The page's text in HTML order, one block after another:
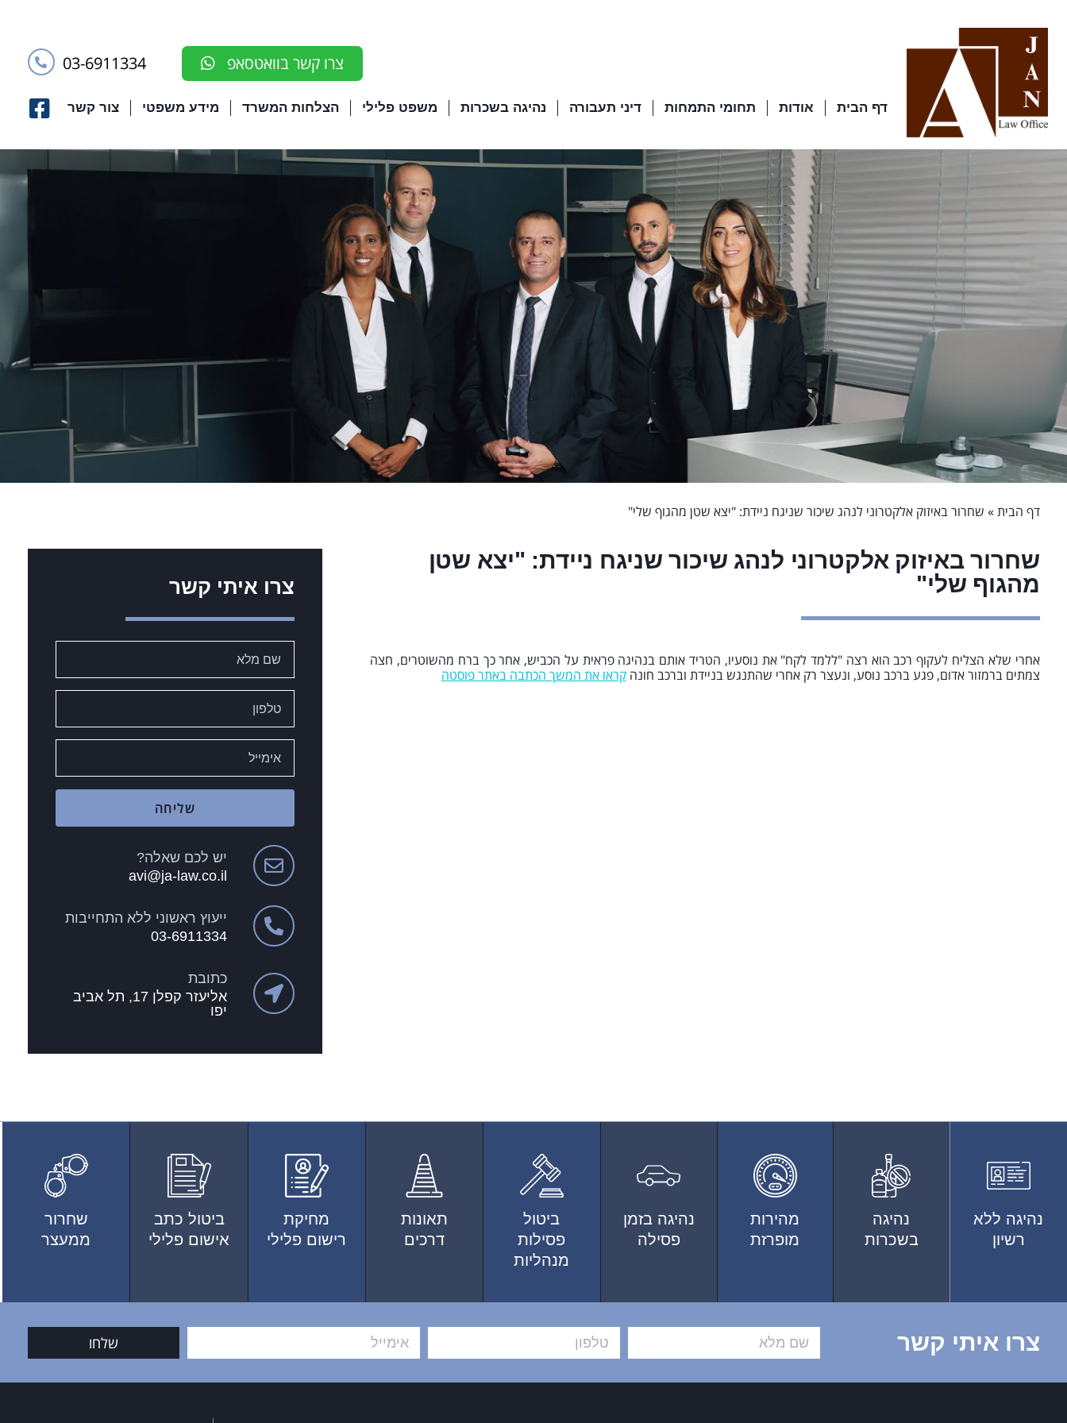
צרו קשר בוואטסאפ 03-6911334
דף הבית אודות תחומי התמחות דיני תעבורה נהיגה בשכרות משפט פלילי הצלחות המשרד מידע משפטי צור קשר
דף הבית » שחרור באיזוק אלקטרוני לנהג שיכור שניגח ניידת: "יצא שטן מהגוף שלי"
שחרור באיזוק אלקטרוני לנהג שיכור שניגח ניידת: "יצא שטן
מהגוף שלי"
אחרי שלא הצליח לעקוף רכב הוא רצה "ללמד לקח" את נוסעיו, הטריד אותם בנהיגה פראית על הכביש, אחר כך ברח מהשוטרים, חצה
צמתים ברמזור אדום, פגע ברכב נוסע, ונעצר רק אחרי שהתנגש בניידת וברכב חונהקראו את המשך הכתבה באתר פוסטה
צרו איתי קשר
שליחה
יש לכם שאלה?
avi@ja-law.co.il
ייעוץ ראשוני ללא התחייבות
03-6911334
כתובת
אליעזר קפלן 17, תל אביב
יפו
נהיגה ללא
רשיון
נהיגה
בשכרות
מהירות
מופרזת
נהיגה בזמן
פסילה
ביטול
פסילות
מנהליות
תאונות
דרכים
מחיקת
רישום פלילי
ביטול כתב
אישום פלילי
שחרור
ממעצר
צרו איתי קשר שלחו